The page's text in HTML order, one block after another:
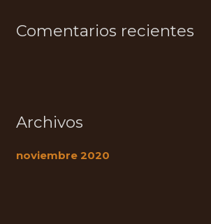
Comentarios recientes
Archivos
noviembre 2020